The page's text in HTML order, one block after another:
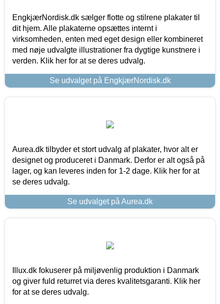
EngkjærNordisk.dk sælger flotte og stilrene plakater til
dit hjem. Alle plakaterne opsættes internt i
virksomheden, enten med eget design eller kombineret
med nøje udvalgte illustrationer fra dygtige kunstnere i
verden. Klik her for at se deres udvalg.
Se udvalget på EngkjærNordisk.dk
Aurea.dk tilbyder et stort udvalg af plakater, hvor alt er
designet og produceret i Danmark. Derfor er alt også på
lager, og kan leveres inden for 1-2 dage. Klik her for at
se deres udvalg.
Se udvalget på Aurea.dk
Illux.dk fokuserer på miljøvenlig produktion i Danmark
og giver fuld returret via deres kvalitetsgaranti. Klik her
for at se deres udvalg.